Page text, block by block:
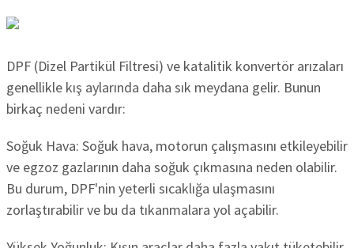
DPF (Dizel Partikül Filtresi) ve katalitik konvertör arızaları
genellikle kış aylarında daha sık meydana gelir. Bunun
birkaç nedeni vardır:
Soğuk Hava: Soğuk hava, motorun çalışmasını etkileyebilir
ve egzoz gazlarının daha soğuk çıkmasına neden olabilir.
Bu durum, DPF'nin yeterli sıcaklığa ulaşmasını
zorlaştırabilir ve bu da tıkanmalara yol açabilir.